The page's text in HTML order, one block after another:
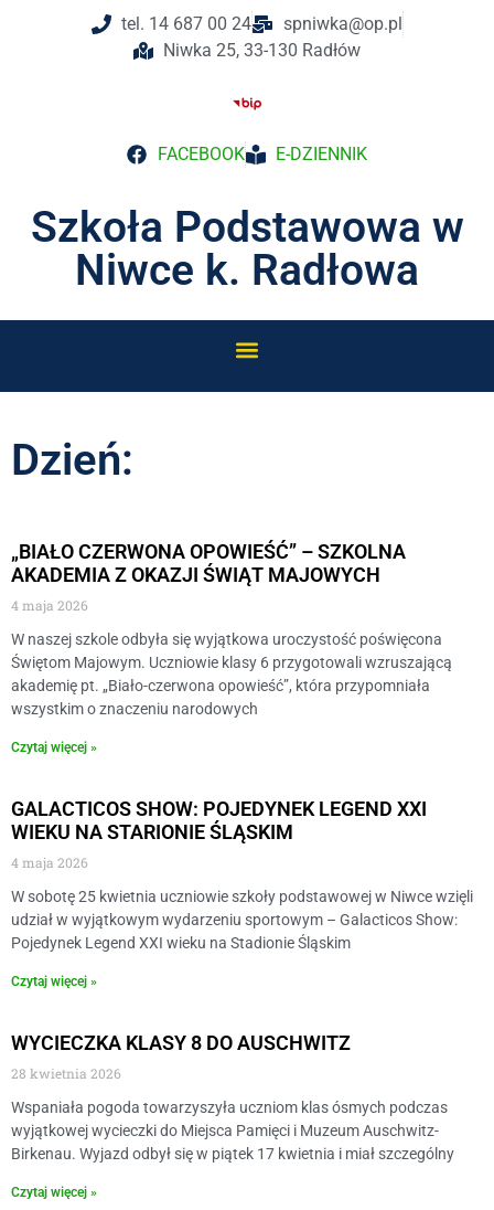
tel. 14 687 00 24
spniwka@op.pl
Niwka 25, 33-130 Radłów
FACEBOOK E-DZIENNIK
Szkoła Podstawowa w
Niwce k. Radłowa
Dzień:
„BIAŁO CZERWONA OPOWIEŚĆ” – SZKOLNA
AKADEMIA Z OKAZJI ŚWIĄT MAJOWYCH
4 maja 2026
W naszej szkole odbyła się wyjątkowa uroczystość poświęcona
Świętom Majowym. Uczniowie klasy 6 przygotowali wzruszającą
akademię pt. „Biało-czerwona opowieść”, która przypomniała
wszystkim o znaczeniu narodowych
Czytaj więcej »
GALACTICOS SHOW: POJEDYNEK LEGEND XXI
WIEKU NA STARIONIE ŚLĄSKIM
4 maja 2026
W sobotę 25 kwietnia uczniowie szkoły podstawowej w Niwce wzięli
udział w wyjątkowym wydarzeniu sportowym – Galacticos Show:
Pojedynek Legend XXI wieku na Stadionie Śląskim
Czytaj więcej »
WYCIECZKA KLASY 8 DO AUSCHWITZ
28 kwietnia 2026
Wspaniała pogoda towarzyszyła uczniom klas ósmych podczas
wyjątkowej wycieczki do Miejsca Pamięci i Muzeum Auschwitz-
Birkenau. Wyjazd odbył się w piątek 17 kwietnia i miał szczególny
Czytaj więcej »